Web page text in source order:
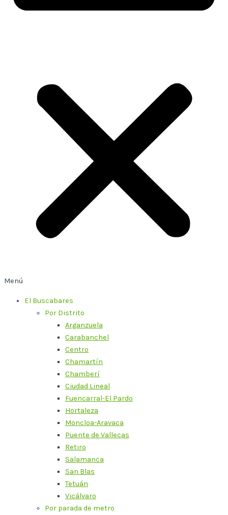
Menú
El Buscabares
Por Distrito
Arganzuela
Carabanchel
Centro
Chamartín
Chamberí
Ciudad Lineal
Fuencarral-El Pardo
Hortaleza
Moncloa-Aravaca
Puente de Vallecas
Retiro
Salamanca
San Blas
Tetuán
Vicálvaro
Por parada de metro